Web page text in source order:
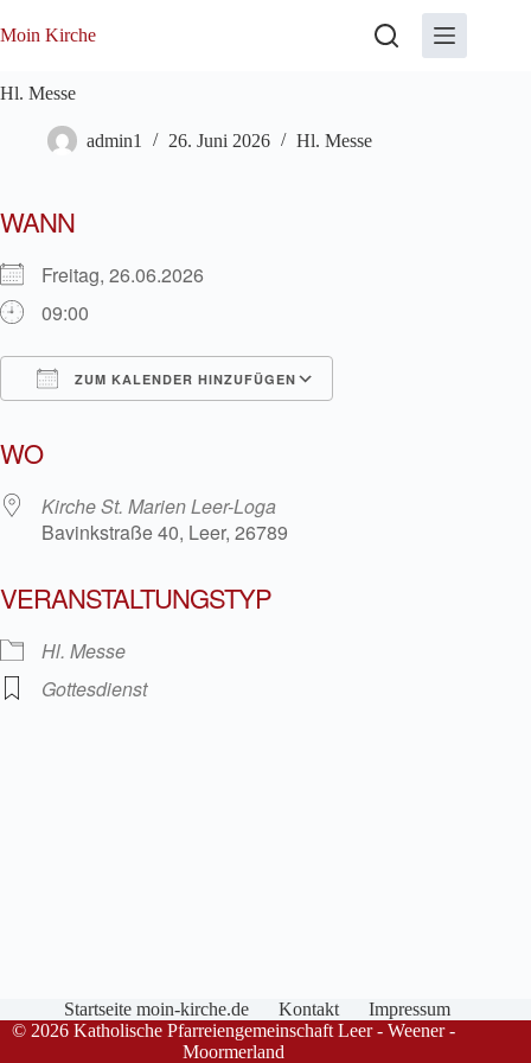
Inhalt
Moin Kirche
Hl. Messe
admin1 26. Juni 2026 Hl. Messe
WANN
Freitag, 26.06.2026
09:00
ZUM KALENDER HINZUFÜGEN
WO
Kirche St. Marien Leer-Loga
Bavinkstraße 40, Leer, 26789
VERANSTALTUNGSTYP
Hl. Messe
Gottesdienst
Startseite moin-kirche.de Kontakt
Impressum
© 2026 Katholische Pfarreiengemeinschaft Leer - Weener -
Moormerland